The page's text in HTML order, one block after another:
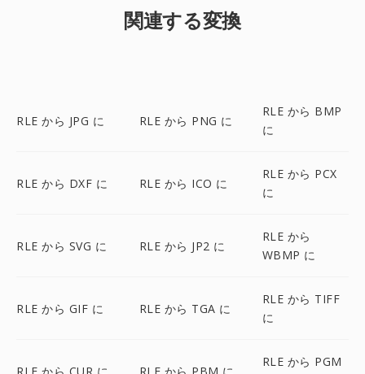
関連する変換
RLE から JPG に RLE から PNG に
RLE から BMP
に
RLE から DXF に RLE から ICO に
RLE から PCX
に
RLE から SVG に RLE から JP2 に
RLE から
WBMP に
RLE から GIF に RLE から TGA に
RLE から TIFF
に
RLE から CUR に RLE から PBM に
RLE から PGM